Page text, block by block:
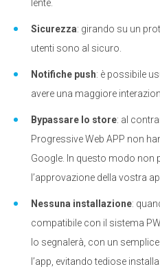
lente.
Sicurezza: girando su un
utenti sono al sicuro.
Notifiche push: è possibile
avere una maggiore
Bypassare lo store: al
Progressive Web APP non
Google. In questo modo non
l’approvazione della vostra
Nessuna installazione:
compatibile con il sistema
lo segnalerà, con un
l’app, evitando tediose